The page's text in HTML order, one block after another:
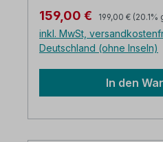
Möbel inspiriert vom
Echtleder vintage
massiv natur B/H/T:
die Lieferung erfolgt in
Verkaufspreis:
159,00 € Regulärer Preis:
199,00 € (20.1%
inkl. MwSt,
Deutschland (ohne Inseln)
In den